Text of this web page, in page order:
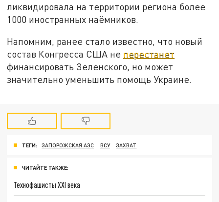
ликвидировала на территории региона более
1000 иностранных наёмников.
Напомним, ранее стало известно, что новый
состав Конгресса США не перестанет
финансировать Зеленского, но может
значительно уменьшить помощь Украине.
ТЕГИ: ЗАПОРОЖСКАЯ АЭС ВСУ ЗАХВАТ
ЧИТАЙТЕ ТАКЖЕ:
Технофашисты XXI века